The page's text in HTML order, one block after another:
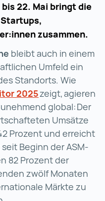
22. Mai bringt die
zusammen.
bleibt auch in einem
Umfeld ein
Standorts. Wie
2025Austrian
zeigt, agieren
global: Der
Umsätze
Prozent und erreicht
seit Beginn der ASM-
82 Prozent der
zwölf Monaten
Märkte zu